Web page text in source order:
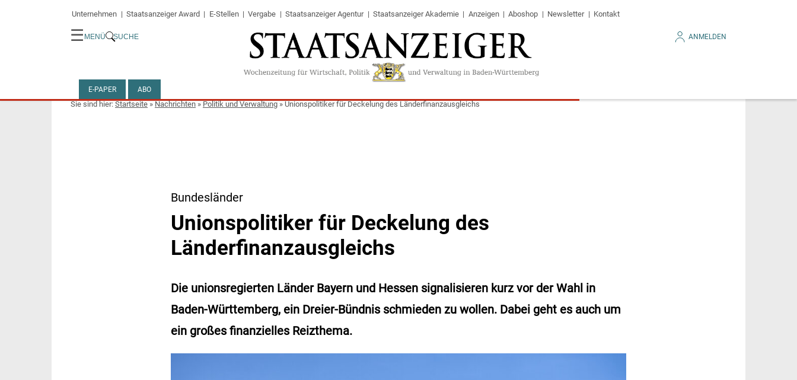
Unternehmen Staatsanzeiger Award E-Stellen Vergabe Staatsanzeiger Agentur Staatsanzeiger Akademie Anzeigen Aboshop Newsletter Kontakt
☰ MENÜ SUCHE ANMELDEN
E-PAPER ABO
Startseite»Nachrichten»Politik und Verwaltung»Unionspolitiker für Deckelung des Länderfinanzausgleichs
Bundesländer
Unionspolitiker für Deckelung des
Länderfinanzausgleichs
Die unionsregierten Länder Bayern und Hessen signalisieren kurz vor der Wahl in
Baden-Württemberg, ein Dreier-Bündnis schmieden zu wollen. Dabei geht es auch um
ein großes finanzielles Reizthema.